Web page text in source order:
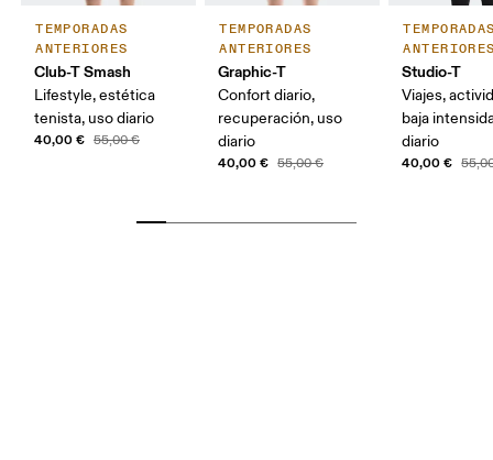
TEMPORADAS
ANTERIORES
Club-T Smash
Lifestyle, estética
tenista, uso diario
40,00 € 55,00 €
TEMPORADAS
ANTERIORES
Graphic-T
Confort diario,
recuperación, uso
diario
40,00 € 55,00 €
Studio-T
Viajes,
baja
diario
40,00 €